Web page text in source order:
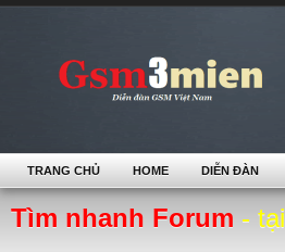
Tìm nhanh Forum -
TRANG CHỦ HOME DIỄN ĐÀN